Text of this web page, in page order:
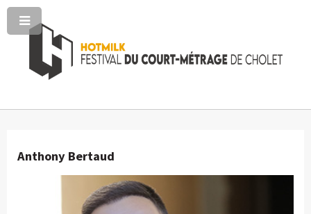
Anthony Bertaud